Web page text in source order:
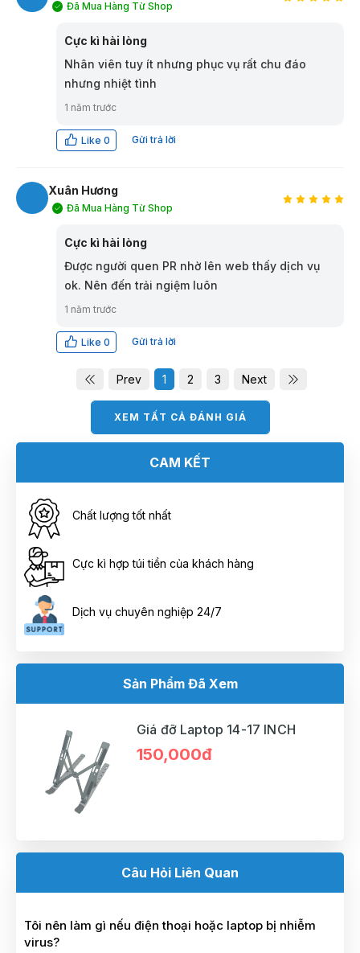
Đã Mua Hàng Từ Shop
Cực kì hài lòng
Nhân viên tuy ít nhưng phục vụ rất chu đáo
nhưng nhiệt tình
1 năm trước
Like 0 Gửi trả lời
Xuân Hương
Đã Mua Hàng Từ Shop
Cực kì hài lòng
Được người quen PR nhờ lên web thấy dịch vụ
ok. Nên đến trải ngiệm luôn
1 năm trước
Like 0 Gửi trả lời
Prev 1 2 3 Next
XEM TẤT CẢ ĐÁNH GIÁ
CAM KẾT
Chất lượng tốt nhất
Cực kì hợp túi tiền của khách hàng
Dịch vụ chuyên nghiệp 24/7
Sản Phẩm Đã Xem
Giá đỡ Laptop 14-17 INCH
150,000đ
Câu Hỏi Liên Quan
Tôi nên làm gì nếu điện thoại hoặc laptop bị nhiễm
virus?